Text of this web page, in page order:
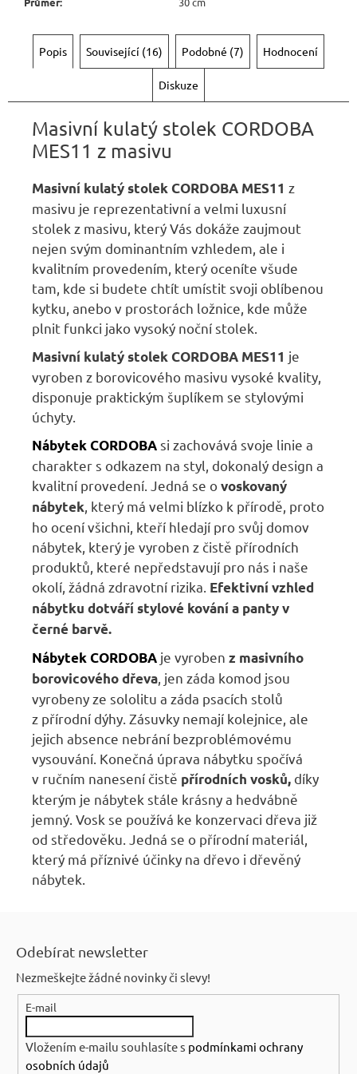
Popis Související (16) Podobné (7) Hodnocení
Diskuze
Masivní kulatý stolek CORDOBA
MES11 z masivu
Masivní kulatý stolek CORDOBA MES11 z
masivu je reprezentativní a velmi luxusní
stolek z masivu, který Vás dokáže zaujmout
nejen svým dominantním vzhledem, ale i
kvalitním provedením, který oceníte všude
tam, kde si budete chtít umístit svoji oblíbenou
kytku, anebo v prostorách ložnice, kde může
plnit funkci jako vysoký noční stolek.
Masivní kulatý stolek CORDOBA MES11 je
vyroben z borovicového masivu vysoké kvality,
disponuje praktickým šuplíkem se stylovými
úchyty.
NábytekCORDOBA si zachovává svoje linie a
charakter s odkazem na styl, dokonalý design a
kvalitní provedení. Jedná se ovoskovaný
nábytek, který má velmi blízko k přírodě, proto
ho ocení všichni, kteří hledají pro svůj domov
nábytek, který je vyroben z čistě přírodních
produktů, které nepředstavují pro nás i naše
okolí, žádná zdravotní rizika. Efektivní vzhled
nábytku dotváří stylové kování a panty v
černé barvě.
NábytekCORDOBA je vyroben z masivního
borovicového dřeva, jen záda komod jsou
vyrobeny ze sololitu a záda psacích stolů
z přírodní dýhy. Zásuvky nemají kolejnice, ale
jejich absence nebrání bezproblémovému
vysouvání. Konečná úprava nábytku spočívá
v ručním nanesení čistě přírodních vosků,díky
kterým je nábytek stále krásny a hedvábně
jemný. Vosk se používá ke konzervaci dřeva již
od středověku. Jedná se o přírodní materiál,
který má příznivé účinky na dřevo i dřevěný
nábytek.
Odebírat newsletter
Nezmeškejte žádné novinky či slevy!
E-mail
Vložením e-mailu souhlasíte s podmínkami ochrany
osobních údajů